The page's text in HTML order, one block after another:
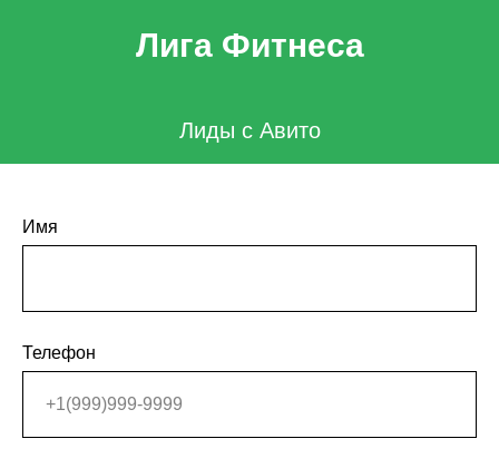
Лига Фитнеса
Лиды с Авито
Имя
Телефон